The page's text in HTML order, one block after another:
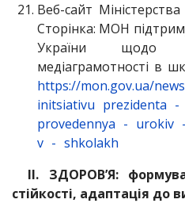
Веб-сайт
Сторінка: МОН
України щодо
медіаграмотності в
https://mon.gov.ua/
initsiativu prezidenta -
provedennya - urokiv -
v - shkolakh
ІІ. ЗДОРОВ’Я:
стійкості, адаптація до